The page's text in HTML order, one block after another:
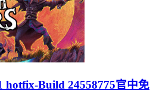
hotfix-Build 24558775官中免